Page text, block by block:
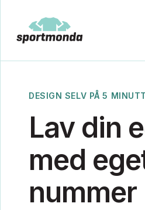
DESIGN SELV PÅ 5
Lav din
med
nummer